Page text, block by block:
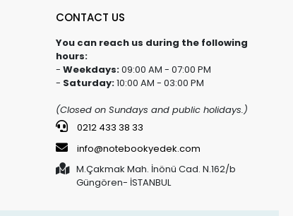
CONTACT US
You can reach us during the following
hours:
- Weekdays:09:00 AM - 07:00 PM
- Saturday:10:00 AM - 03:00 PM
(Closed on Sundays and public holidays.)
0212 433 38 33
info@notebookyedek.com
M.Çakmak Mah. İnönü Cad. N.162/b
Güngören- İSTANBUL